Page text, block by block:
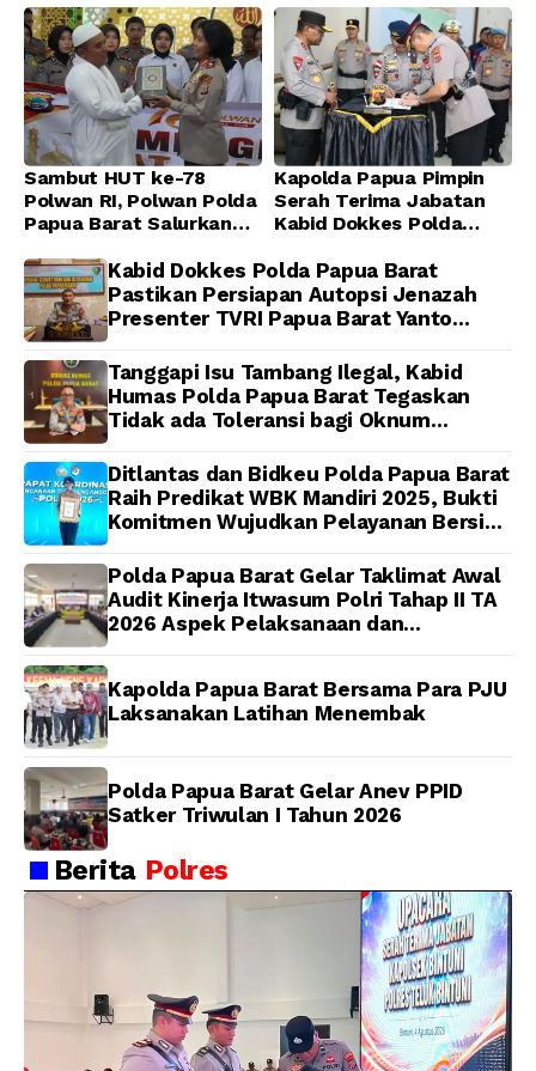
Sambut HUT ke-78
Polwan RI, Polwan Polda
Papua Barat Salurkan
Ibadah Bersama di
Masjid Al-Muhajirin
Kapolda Papua Pimpin
Serah Terima Jabatan
Kabid Dokkes Polda
Kabid Dokkes Polda Papua Barat
Pastikan Persiapan Autopsi Jenazah
Presenter TVRI Papua Barat Yanto
Dijadwalkan Kamis
Tanggapi Isu Tambang Ilegal, Kabid
Humas Polda Papua Barat Tegaskan
Tidak ada Toleransi bagi Oknum
Ditlantas dan Bidkeu Polda Papua Barat
Raih Predikat WBK Mandiri 2025, Bukti
Komitmen Wujudkan Pelayanan Bersih
Polda Papua Barat Gelar Taklimat Awal
Audit Kinerja Itwasum Polri Tahap II TA
2026 Aspek Pelaksanaan dan
Kapolda Papua Barat Bersama Para PJU
Laksanakan Latihan Menembak
Polda Papua Barat Gelar Anev PPID
Satker Triwulan I Tahun 2026
Berita Polres